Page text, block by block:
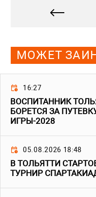
МОЖЕТ
16:27
ВОСПИТАННИК
БОРЕТСЯ ЗА
ИГРЫ-2028
05.08.2026 18:48
В ТОЛЬЯТТИ
ТУРНИР